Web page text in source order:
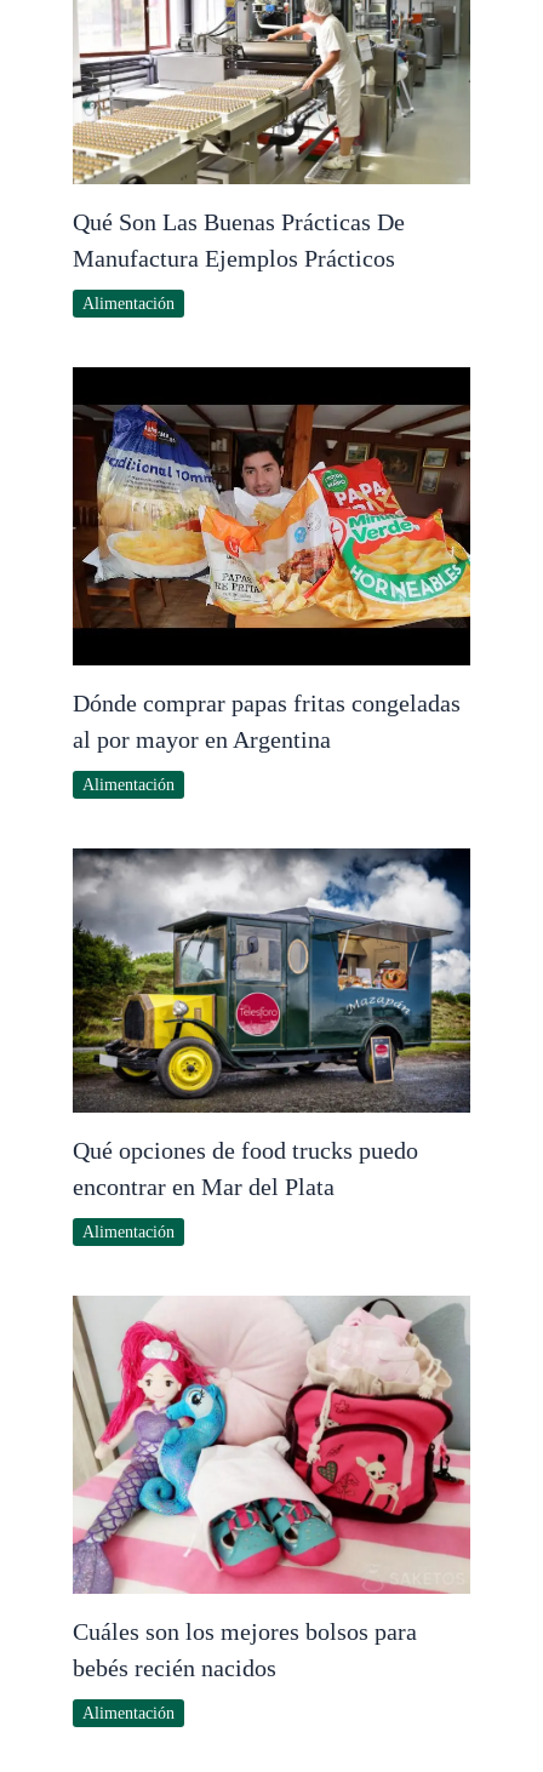
Qué Son Las Buenas Prácticas De
Manufactura Ejemplos Prácticos
Alimentación
Dónde comprar papas fritas congeladas
al por mayor en Argentina
Alimentación
Qué opciones de food trucks puedo
encontrar en Mar del Plata
Alimentación
Cuáles son los mejores bolsos para
bebés recién nacidos
Alimentación